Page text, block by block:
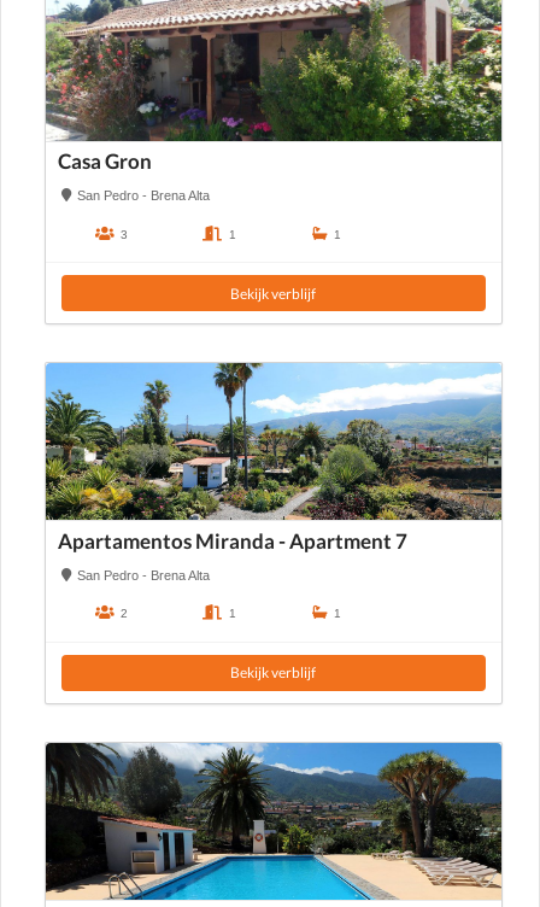
Casa Gron
San Pedro - Brena Alta
3 1 1
Bekijk verblijf
Apartamentos Miranda - Apartment 7
San Pedro - Brena Alta
2 1 1
Bekijk verblijf